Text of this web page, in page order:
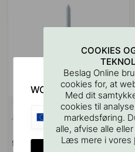
VÆGBESLAG
Ansatsskrue M4x50mm 1stk
9 kr
COOKIES
Beslag Online
cookies for, at
Med dit
cookies til
markedsføring.
alle, afvise alle
Læs mere i vores
WOULD YOU RATHER
EU